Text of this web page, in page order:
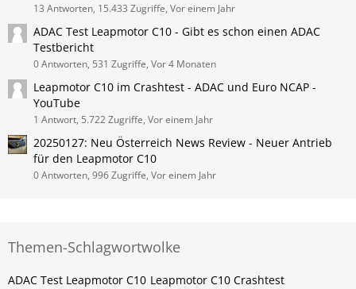
13 Antworten, 15.433 Zugriffe, Vor einem Jahr
ADAC Test Leapmotor C10 - Gibt es schon einen ADAC
Testbericht
0 Antworten, 531 Zugriffe, Vor 4 Monaten
Leapmotor C10 im Crashtest - ADAC und Euro NCAP -
YouTube
1 Antwort, 5.722 Zugriffe, Vor einem Jahr
20250127: Neu Österreich News Review - Neuer Antrieb
für den Leapmotor C10
0 Antworten, 996 Zugriffe, Vor einem Jahr
Themen-Schlagwortwolke
ADAC Test Leapmotor C10 Leapmotor C10 Crashtest